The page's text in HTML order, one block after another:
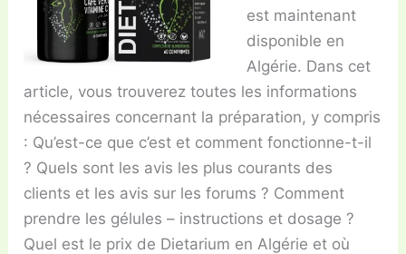
est maintenant
disponible en
Algérie. Dans cet
article, vous trouverez toutes les informations
nécessaires concernant la préparation, y compris
: Qu’est-ce que c’est et comment fonctionne-t-il
? Quels sont les avis les plus courants des
clients et les avis sur les forums ? Comment
prendre les gélules – instructions et dosage ?
Quel est le prix de Dietarium en Algérie et où